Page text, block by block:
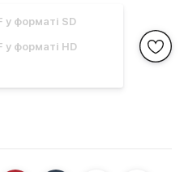
у форматі SD
у форматі HD